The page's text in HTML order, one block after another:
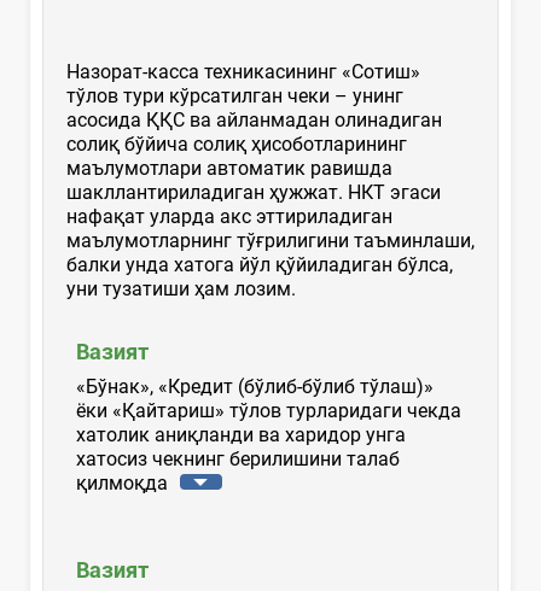
Назорат-касса техникасининг «Сотиш»
тўлов тури кўрсатилган чеки – унинг
асосида ҚҚС ва айланмадан олинадиган
солиқ бўйича солиқ ҳисоботларининг
маълумотлари автоматик равишда
шакллантириладиган ҳужжат. НКТ эгаси
нафақат уларда акс эттириладиган
маълумотларнинг тўғрилигини таъминлаши,
балки унда хатога йўл қўйиладиган бўлса,
уни тузатиши ҳам лозим.
Вазият
«Бўнак», «Кредит (бўлиб-бўлиб тўлаш)»
ёки «Қайтариш» тўлов турларидаги чекда
хатолик аниқланди ва харидор унга
хатосиз чекнинг берилишини талаб
қилмоқда
Вазият